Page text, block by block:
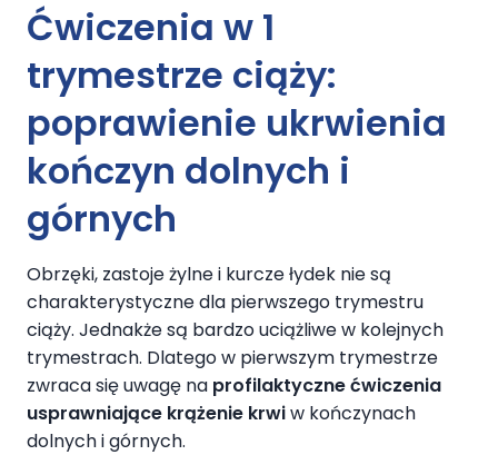
Ćwiczenia w 1
trymestrze ciąży:
poprawienie ukrwienia
kończyn dolnych i
górnych
Obrzęki, zastoje żylne i kurcze łydek nie są
charakterystyczne dla pierwszego trymestru
ciąży. Jednakże są bardzo uciążliwe w kolejnych
trymestrach. Dlatego w pierwszym trymestrze
zwraca się uwagę na profilaktyczne ćwiczenia
usprawniające krążenie krwiw kończynach
dolnych i górnych.